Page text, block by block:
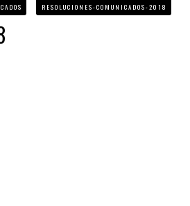
RESOLUCIONES-COMUNICADOS-2018